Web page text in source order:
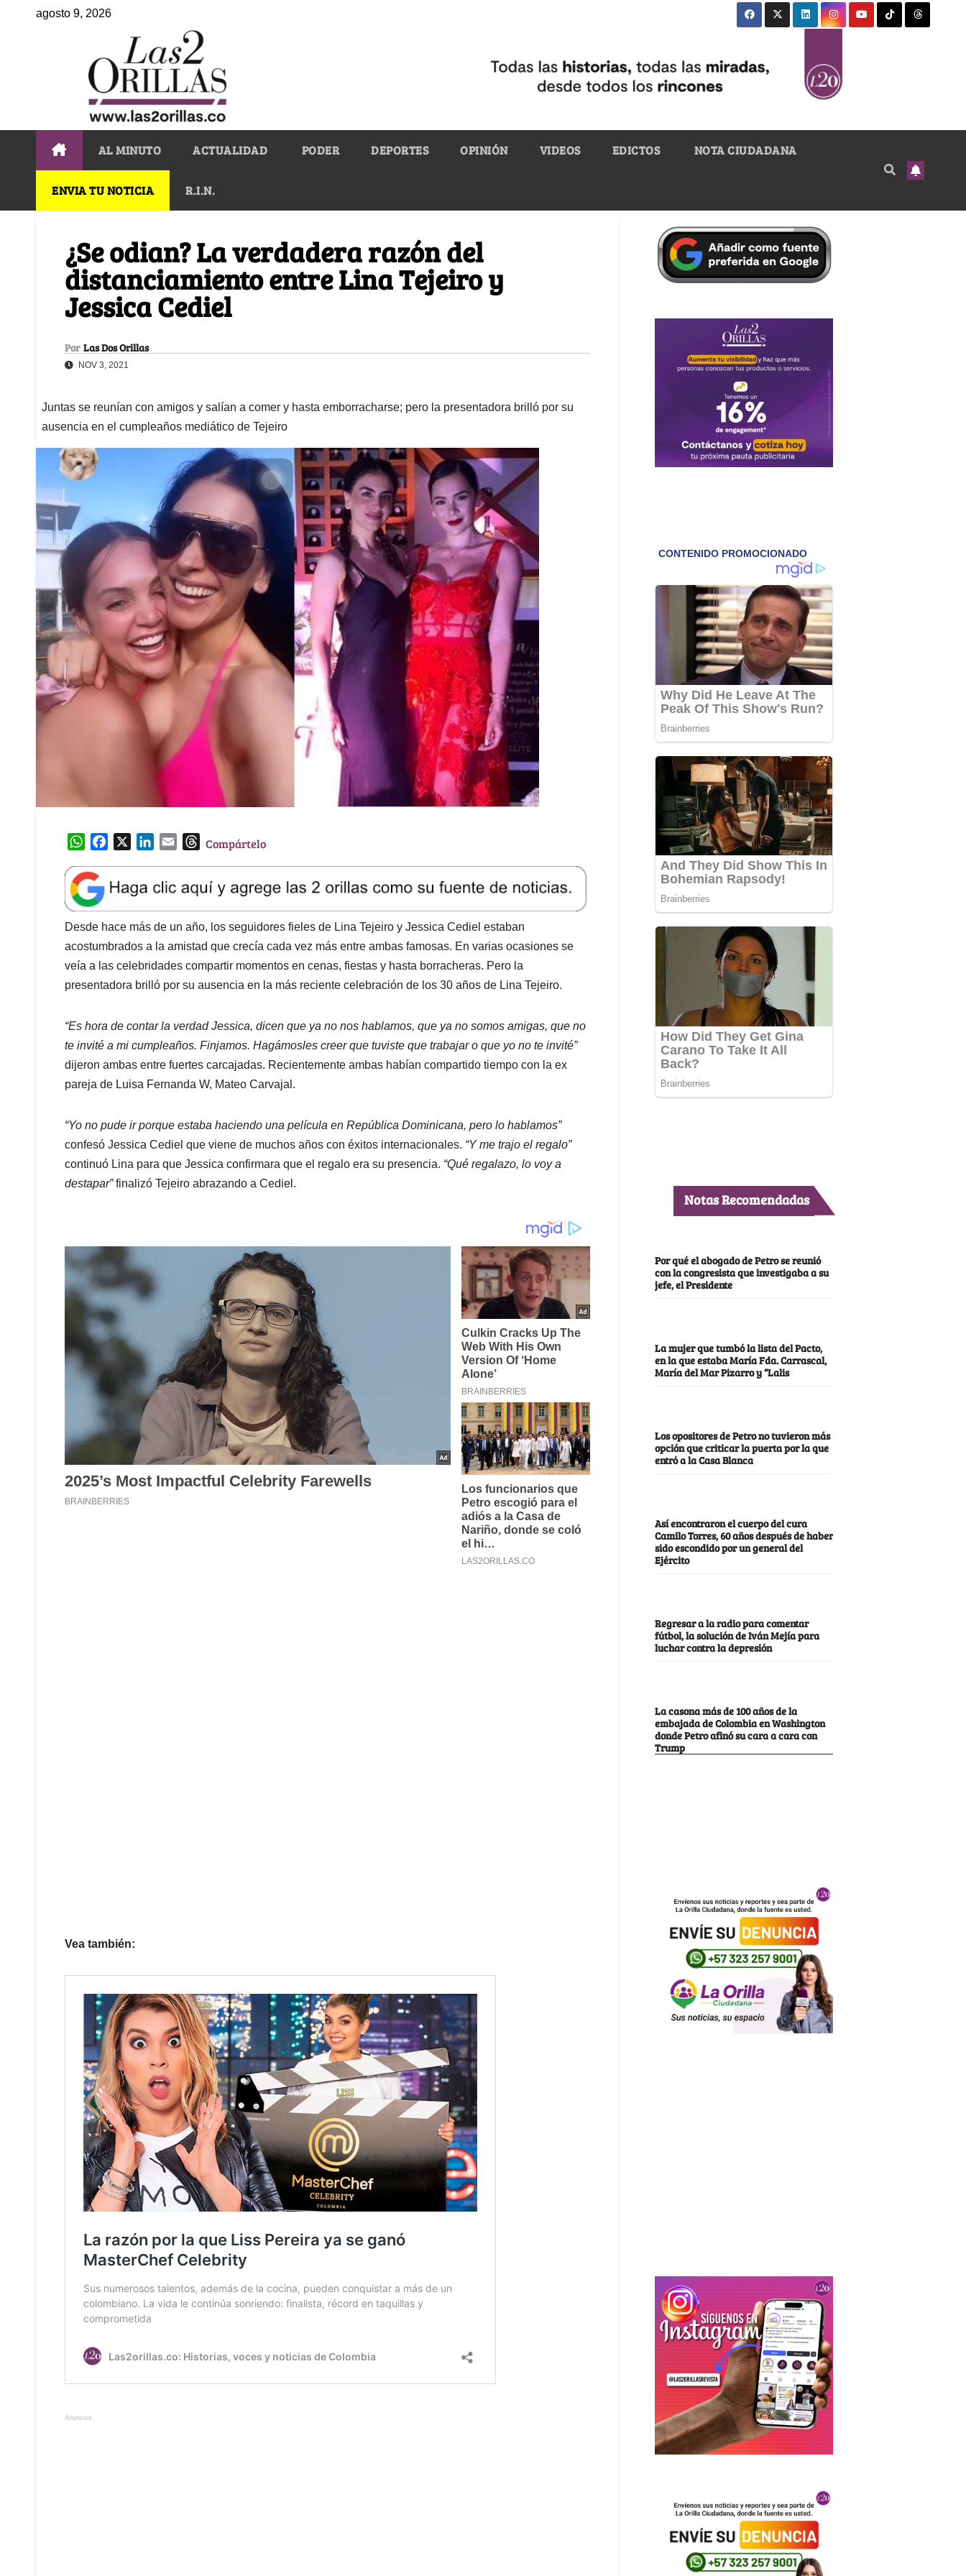
agosto 9, 2026
AL MINUTO ACTUALIDAD PODER DEPORTES OPINIÓN VIDEOS EDICTOS NOTA CIUDADANA
ENVIA TU NOTICIA R.I.N.
¿Se odian? La verdadera razón del
distanciamiento entre Lina Tejeiro y
Jessica Cediel
Por Las Dos Orillas
NOV 3, 2021
Juntas se reunían con amigos y salían a comer y hasta emborracharse; pero la presentadora brilló por su
ausencia en el cumpleaños mediático de Tejeiro
W
a
t
s
A
p
p
e
b
o
o
k
k
e
d
I
n
l
T
e
a
d
s
Compártelo
Desde hace más de un año, los seguidores fieles de Lina Tejeiro y Jessica Cediel estaban
acostumbrados a la amistad que crecía cada vez más entre ambas famosas. En varias ocasiones se
veía a las celebridades compartir momentos en cenas, fiestas y hasta borracheras. Pero la
presentadora brilló por su ausencia en la más reciente celebración de los 30 años de Lina Tejeiro.
“Es hora de contar la verdad Jessica, dicen que ya no nos hablamos, que ya no somos amigas, que no
te invité a mi cumpleaños. Finjamos. Hagámosles creer que tuviste que trabajar o que yo no te invité”
dijeron ambas entre fuertes carcajadas. Recientemente ambas habían compartido tiempo con la ex
pareja de Luisa Fernanda W, Mateo Carvajal.
“Yo no pude ir porque estaba haciendo una película en República Dominicana, pero lo hablamos”
confesó Jessica Cediel que viene de muchos años con éxitos internacionales. “Y me trajo el regalo”
continuó Lina para que Jessica confirmara que el regalo era su presencia. “Qué regalazo, lo voy a
destapar”finalizó Tejeiro abrazando a Cediel.
Vea también:
Anuncios.
Notas Recomendadas
Por qué el abogado de Petro se reunió
con la congresista que investigaba a su
jefe, el Presidente
La mujer que tumbó la lista del Pacto,
en la que estaba María Fda. Carrascal,
María del Mar Pizarro y “Lalis
Los opositores de Petro no tuvieron más
opción que criticar la puerta por la que
entró a la Casa Blanca
Así encontraron el cuerpo del cura
Camilo Torres, 60 años después de haber
sido escondido por un general del
Ejército
Regresar a la radio para comentar
fútbol, la solución de Iván Mejía para
luchar contra la depresión
La casona más de 100 años de la
embajada de Colombia en Washington
donde Petro afinó su cara a cara con
Trump